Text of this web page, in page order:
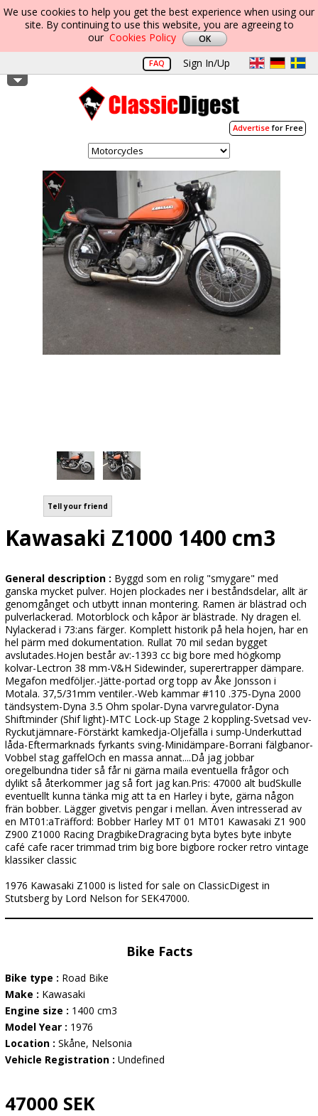
We use cookies to help you get the best experience when using our
site. By continuing to use this website, you are agreeing to
our Cookies Policy
FAQ Sign In/Up
Advertisefor Free
Tell your friend
Kawasaki Z1000 1400 cm3
General description : Byggd som en rolig "smygare" med
ganska mycket pulver. Hojen plockades ner i beståndsdelar, allt är
genomgånget och utbytt innan montering. Ramen är blästrad och
pulverlackerad. Motorblock och kåpor är blästrade. Ny dragen el.
Nylackerad i 73:ans färger. Komplett historik på hela hojen, har en
hel pärm med dokumentation. Rullat 70 mil sedan bygget
avslutades.Hojen består av:-1393 cc big bore med högkomp
kolvar-Lectron 38 mm-V&H Sidewinder, superertrapper dämpare.
Megafon medföljer.-Jätte-portad org topp av Åke Jonsson i
Motala. 37,5/31mm ventiler.-Web kammar #110 .375-Dyna 2000
tändsystem-Dyna 3.5 Ohm spolar-Dyna varvregulator-Dyna
Shiftminder (Shif light)-MTC Lock-up Stage 2 koppling-Svetsad vev-
Ryckutjämnare-Förstärkt kamkedja-Oljefälla i sump-Underkuttad
låda-Eftermarknads fyrkants sving-Minidämpare-Borrani fälgbanor-
Vobbel stag gaffelOch en massa annat....Då jag jobbar
oregelbundna tider så får ni gärna maila eventuella frågor och
dylikt så återkommer jag så fort jag kan.Pris: 47000 alt budSkulle
eventuellt kunna tänka mig att ta en Harley i byte, gärna någon
frän bobber. Lägger givetvis pengar i mellan. Även intresserad av
en MT01:aTräfford: Bobber Harley MT 01 MT01 Kawasaki Z1 900
Z900 Z1000 Racing DragbikeDragracing byta bytes byte inbyte
café cafe racer trimmad trim big bore bigbore rocker retro vintage
klassiker classic
1976 Kawasaki Z1000 is listed for sale on ClassicDigest in
Stutsberg by Lord Nelson for SEK47000.
Bike Facts
Bike type : Road Bike
Make : Kawasaki
Engine size : 1400 cm3
Model Year : 1976
Location : Skåne, Nelsonia
Vehicle Registration : Undefined
47000 SEK